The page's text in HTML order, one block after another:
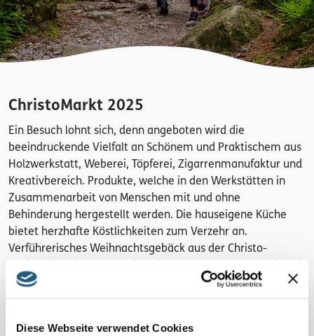
Diese Webseite verwendet Cookies
ChristoMarkt 2025
Ein Besuch lohnt sich, denn angeboten wird die
beeindruckende Vielfalt an Schönem und Praktischem aus
Holzwerkstatt, Weberei, Töpferei, Zigarrenmanufaktur und
Kreativbereich. Produkte, welche in den Werkstätten in
Zusammenarbeit von Menschen mit und ohne
Behinderung hergestellt werden. Die hauseigene Küche
bietet herzhafte Köstlichkeiten zum Verzehr an.
Verführerisches Weihnachtsgebäck aus der Christo-
können probiert und erworben werden.
Treffpunkt